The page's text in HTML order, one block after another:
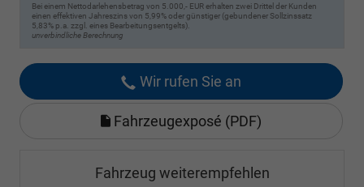
Bei einem Nettodarlehensbetrag von 5.000,- EUR erhalten zwei Drittel der Kunden
einen effektiven Jahreszins von 5,99% oder günstiger (gebundener Sollzinssatz
5,83% p.a. zzgl. eines Bearbeitungsentgelts).
unverbindliche Berechnung
Wir rufen Sie an
Fahrzeugexposé (PDF)
Fahrzeug weiterempfehlen